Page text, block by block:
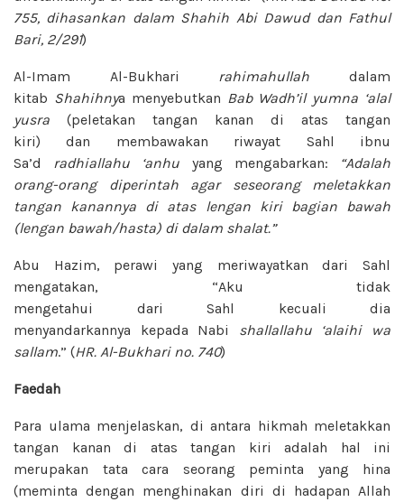
755, dihasankan dalam Shahih Abi Dawud dan Fathul
Bari, 2/291)
Al-Imam Al-Bukhari rahimahullah dalam
kitab Shahihnya menyebutkan Bab Wadh’il yumna ‘alal
yusra (peletakan tangan kanan di atas tangan
kiri) dan membawakan riwayat Sahl ibnu
Sa’d radhiallahu ‘anhu yang mengabarkan:
“Adalah
orang-orang diperintah agar seseorang meletakkan
tangan kanannya di atas lengan kiri bagian bawah
(lengan bawah/hasta) di dalam shalat.”
Abu Hazim, perawi yang meriwayatkan dari Sahl
mengatakan, “Aku tidak
mengetahui dari Sahl kecuali dia
menyandarkannya kepada Nabi shallallahu ‘alaihi wa
sallam.” (HR. Al-Bukhari no. 740)
Faedah
Para ulama menjelaskan, di antara hikmah meletakkan
tangan kanan di atas tangan kiri adalah hal ini
merupakan tata cara seorang peminta yang hina
(meminta dengan menghinakan diri di hadapan Allah